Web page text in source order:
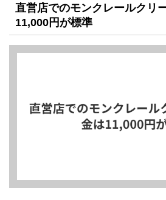
直営店でのモンクレールクリ
11,000円が標準